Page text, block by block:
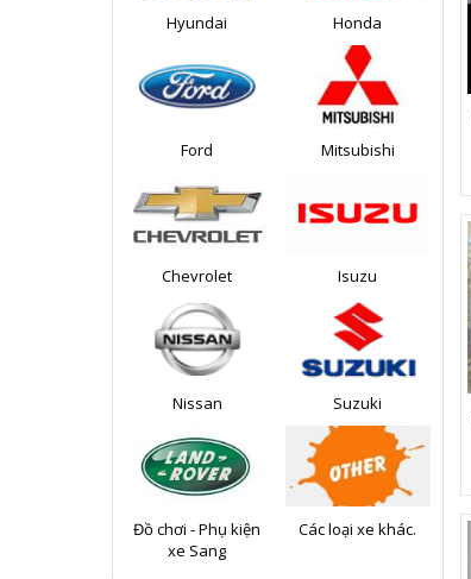
Hyundai Honda
Ford Mitsubishi
Chevrolet Isuzu
Nissan Suzuki
Đồ chơi - Phụ kiện
xe Sang
Các loại xe khác.